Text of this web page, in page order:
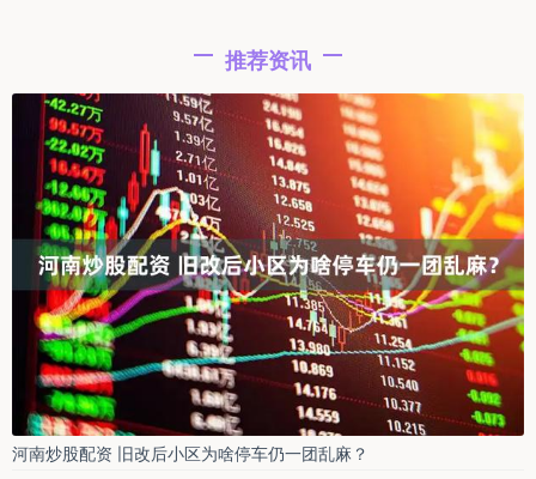
推荐资讯
河南炒股配资 旧改后小区为啥停车仍一团乱麻？